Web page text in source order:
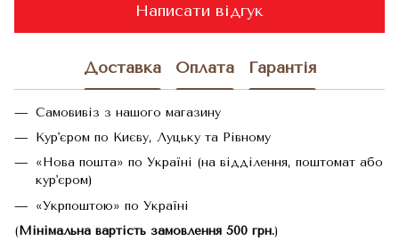
Написати відгук
Доставка Оплата Гарантія
Самовивіз з нашого магазину
Кур'єром по Києву, Луцьку та Рівному
«Нова пошта» по Україні (на відділення, поштомат або
кур'єром)
«Укрпоштою» по Україні
(Мінімальна вартість замовлення 500 грн.)